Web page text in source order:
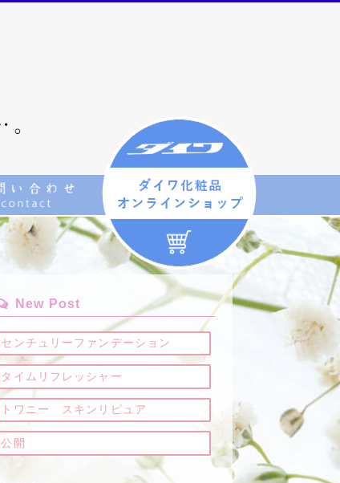
New Post
センチュリーファンデーション
タイムリフレッシャー
トワニー スキンリピュア
公開